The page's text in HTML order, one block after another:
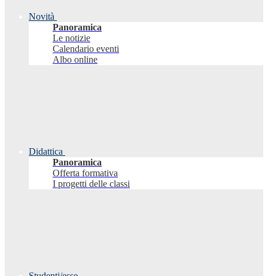
Novità
Panoramica
Le notizie
Calendario eventi
Albo online
Didattica
Panoramica
Offerta formativa
I progetti delle classi